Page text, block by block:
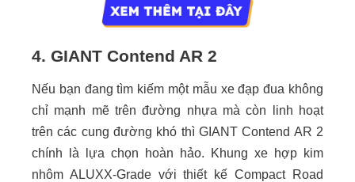
4. GIANT Contend AR 2
Nếu bạn đang tìm kiếm một mẫu xe đạp đua không
chỉ mạnh mẽ trên đường nhựa mà còn linh hoạt
trên các cung đường khó thì GIANT Contend AR 2
chính là lựa chọn hoàn hảo. Khung xe hợp kim
nhôm ALUXX-Grade với thiết kế Compact Road